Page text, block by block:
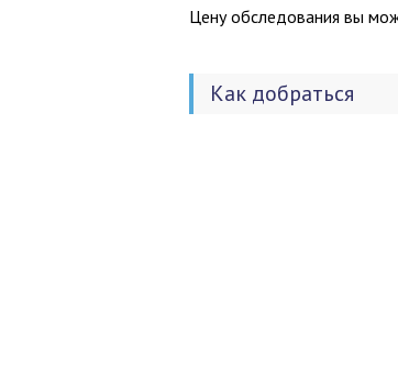
Цену обследования вы
Как добраться